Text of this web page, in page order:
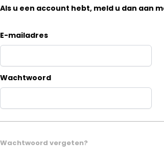
Als u een account hebt, meld u dan aan
E-mailadres
Wachtwoord
Wachtwoord vergeten?